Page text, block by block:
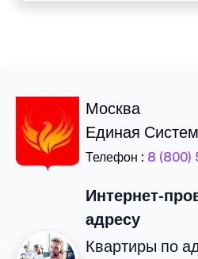
Москва
Единая
Телефон : 8 (800)
Интернет-
адресу
Квартиры по